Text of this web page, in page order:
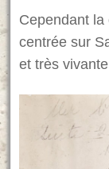
Cependant
centrée sur
et très